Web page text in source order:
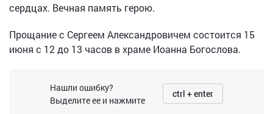
сердцах. Вечная память герою.
Прощание с Сергеем Александровичем состоится 15
июня с 12 до 13 часов в храме Иоанна Богослова.
Нашли ошибку?
Выделите ее и нажмите
ctrl + enter